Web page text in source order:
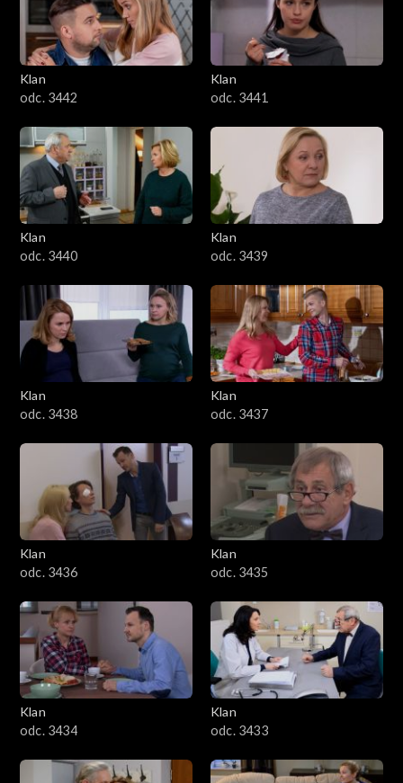
Klan
odc. 3442
Klan
odc. 3441
Klan
odc. 3440
Klan
odc. 3439
Klan
odc. 3438
Klan
odc. 3437
Klan
odc. 3436
Klan
odc. 3435
Klan
odc. 3434
Klan
odc. 3433